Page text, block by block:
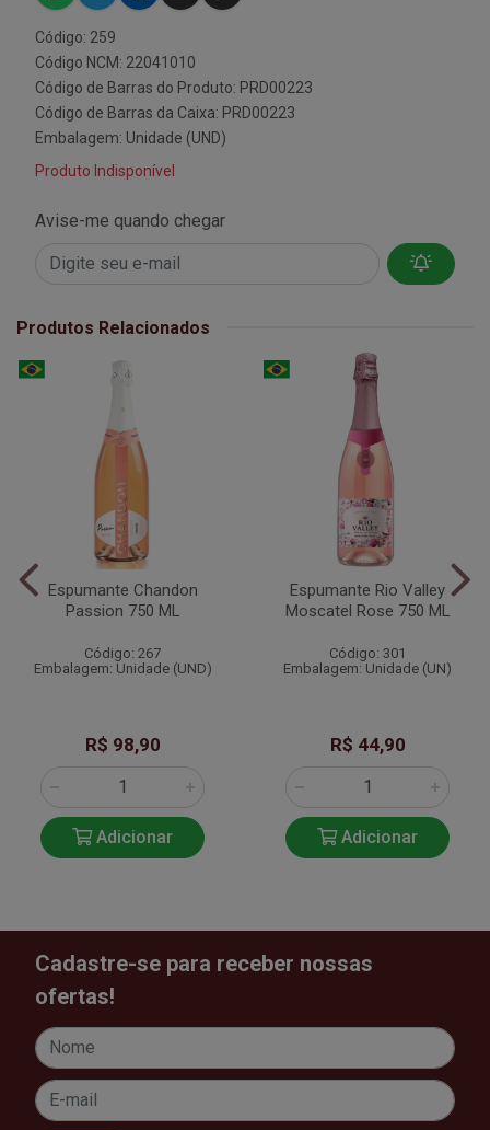
Código: 259
Código NCM: 22041010
Código de Barras do Produto: PRD00223
Código de Barras da Caixa: PRD00223
Embalagem: Unidade (UND)
Produto Indisponível
Avise-me quando chegar
Produtos Relacionados
Espumante Chandon
Passion 750 ML
Código: 267
Embalagem: Unidade (UND)
R$ 98,90
Adicionar
Espumante Rio Valley
Moscatel Rose 750 ML
Código: 301
Embalagem: Unidade (UN)
R$ 44,90
Adicionar
Cadastre-se para receber nossas
ofertas!